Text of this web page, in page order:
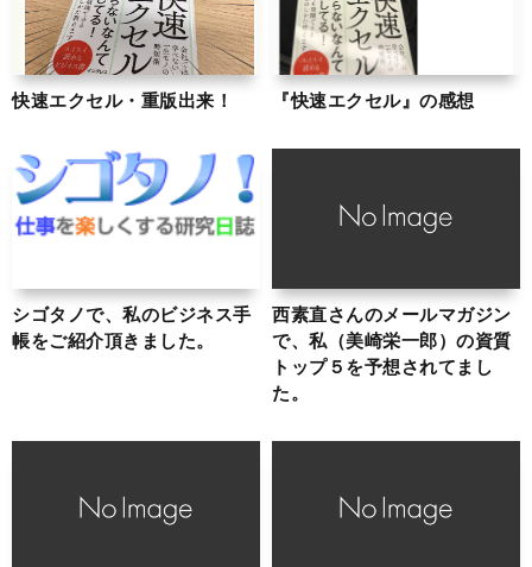
快速エクセル・重版出来！ 『快速エクセル』の感想
シゴタノで、私のビジネス手
帳をご紹介頂きました。
西素直さんのメールマガジン
で、私（美崎栄一郎）の資質
トップ５を予想されてまし
た。